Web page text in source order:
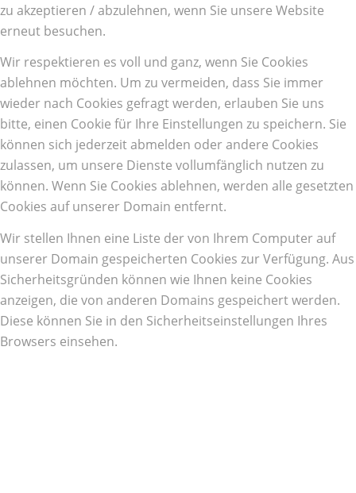
zu akzeptieren / abzulehnen, wenn Sie unsere Website
erneut besuchen.
Wir respektieren es voll und ganz, wenn Sie Cookies
ablehnen möchten. Um zu vermeiden, dass Sie immer
wieder nach Cookies gefragt werden, erlauben Sie uns
bitte, einen Cookie für Ihre Einstellungen zu speichern. Sie
können sich jederzeit abmelden oder andere Cookies
zulassen, um unsere Dienste vollumfänglich nutzen zu
können. Wenn Sie Cookies ablehnen, werden alle gesetzten
Cookies auf unserer Domain entfernt.
Wir stellen Ihnen eine Liste der von Ihrem Computer auf
unserer Domain gespeicherten Cookies zur Verfügung. Aus
Sicherheitsgründen können wie Ihnen keine Cookies
anzeigen, die von anderen Domains gespeichert werden.
Diese können Sie in den Sicherheitseinstellungen Ihres
Browsers einsehen.